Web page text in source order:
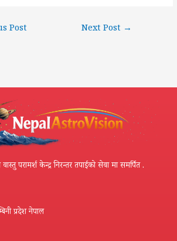
Post Next Post →
परामर्श केन्द्र निरन्तर तपाईको सेवा मा समर्पित .
प्रदेश नेपाल